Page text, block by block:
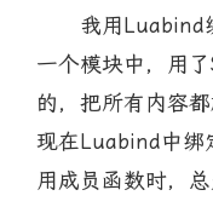
我用Luabind绑
一个模块中，用
的，把所有内容
现在Luabind中绑
用成员函数时，